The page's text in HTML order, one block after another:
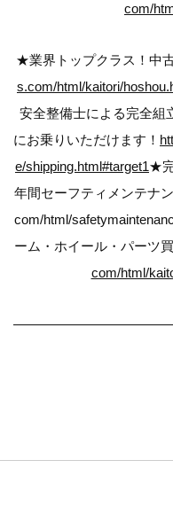
com/
★業界トップクラス！中
s.com/html/kaitori/
安全整備士による完全組
にお乗りいただけます！
e/shipping.html#target1★
年間セーフティメンテナ
com/html/
ーム・ホイール・パーツ
com/html/